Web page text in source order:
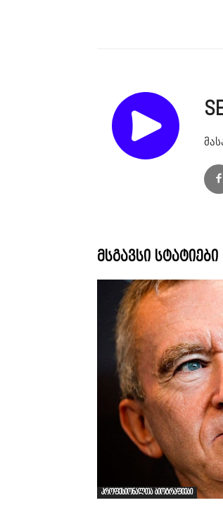
მსგავსი სტატიები
პროფესიონალთა ბიოგრაფიები